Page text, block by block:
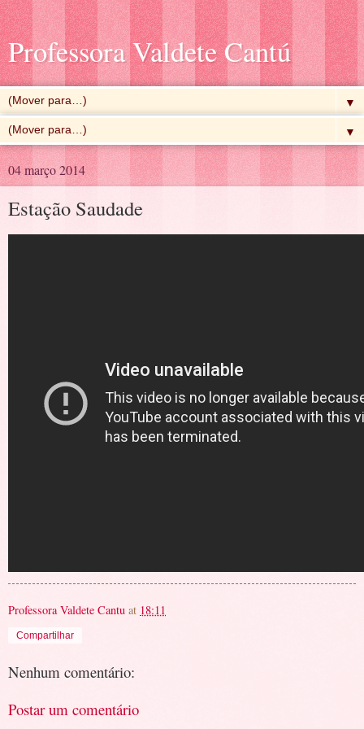
Professora Valdete Cantú
▼
▼
04 março 2014
Estação Saudade
Professora Valdete Cantu at 18:11
Compartilhar
Nenhum comentário:
Postar um comentário